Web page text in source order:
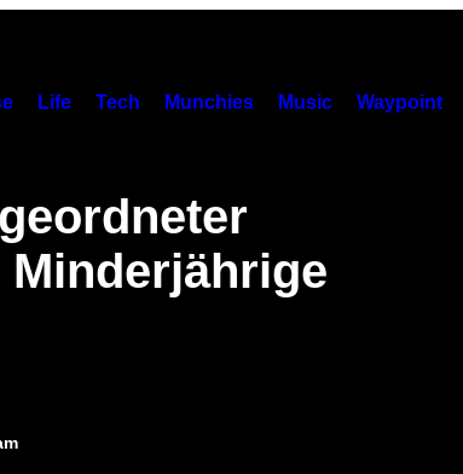
Life Tech Munchies Music Waypoint
Minderjährige